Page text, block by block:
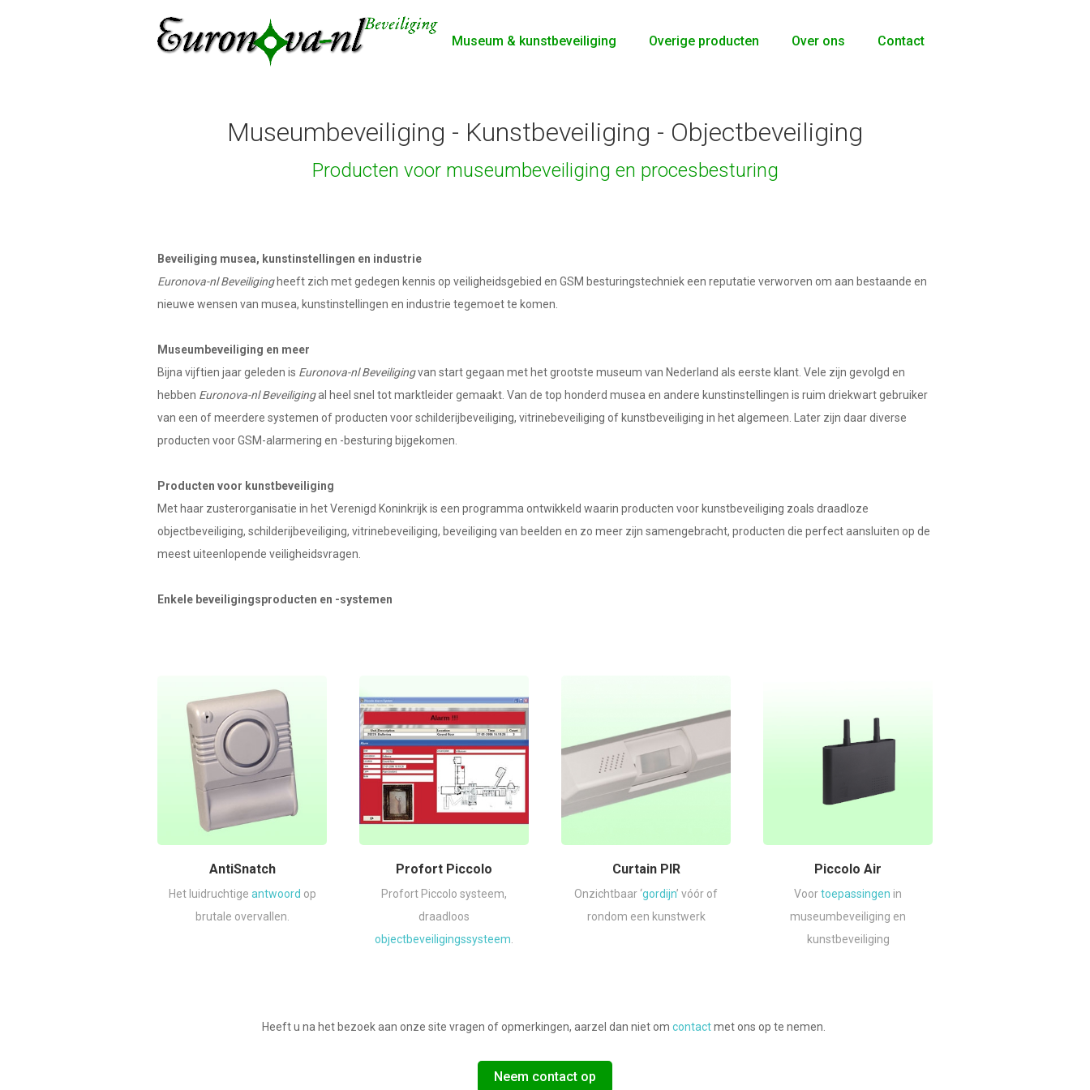
Museum & kunstbeveiliging Overige producten Over ons Contact
Museumbeveiliging - Kunstbeveiliging - Objectbeveiliging
Producten voor museumbeveiliging en procesbesturing
Beveiliging musea, kunstinstellingen en industrie
Euronova-nl Beveiligingheeft zich met gedegen kennis op veiligheidsgebied en GSM besturingstechniek een reputatie verworven om aan bestaande en
nieuwe wensen van musea, kunstinstellingen en industrie tegemoet te komen.
Museumbeveiliging en meer
Bijna vijftien jaar geleden is Euronova-nl Beveiligingvan start gegaan met het grootste museum van Nederland als eerste klant. Vele zijn gevolgd en
hebben Euronova-nl Beveiligingal heel snel tot marktleider gemaakt. Van de top honderd musea en andere kunstinstellingen is ruim driekwart gebruiker
van een of meerdere systemen of producten voor schilderijbeveiliging, vitrinebeveiliging of kunstbeveiliging in het algemeen. Later zijn daar diverse
producten voor GSM-alarmering en -besturing bijgekomen.
Producten voor kunstbeveiliging
Met haar zusterorganisatie in het Verenigd Koninkrijk is een programma ontwikkeld waarin producten voor kunstbeveiliging zoals draadloze
objectbeveiliging, schilderijbeveiliging, vitrinebeveiliging, beveiliging van beelden en zo meer zijn samengebracht, producten die perfect aansluiten op de
meest uiteenlopende veiligheidsvragen.
Enkele beveiligingsproducten en -systemen
AntiSnatch
Het luidruchtige antwoord op
brutale overvallen.
Profort Piccolo
Profort Piccolo systeem,
draadloos
objectbeveiligingssysteem
Curtain PIR
Onzichtbaar ‘gordijn’ vóór of
rondom een kunstwerk
Piccolo Air
Voortoepassingen in
museumbeveiliging en
kunstbeveiliging
Heeft u na het bezoek aan onze site vragen of opmerkingen, aarzel dan niet om contactmet ons op te nemen.
Neem contact op